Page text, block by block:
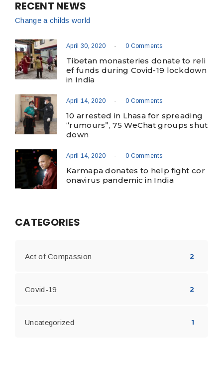
RECENT NEWS
Change a childs world
April 30, 2020 - 0 Comments
Tibetan monasteries donate to reli
ef funds during Covid-19 lockdown
in India
April 14, 2020 - 0 Comments
10 arrested in Lhasa for spreading
“rumours”, 75 WeChat groups shut
down
April 14, 2020 - 0 Comments
Karmapa donates to help fight cor
onavirus pandemic in India
CATEGORIES
Act of Compassion 2
Covid-19 2
Uncategorized 1